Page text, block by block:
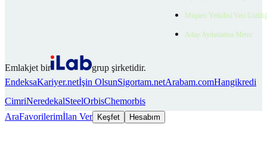
Müşteri Yetkilisi Veri
Aday Aydınlatma Metni
Emlakjet bir
grup şirketidir.
EndeksaKariyer.netİşin OlsunSigortam.netArabam.comHangikredi
CimriNeredekalSteelOrbisChemorbis
AraFavorilerimİlan Ver Keşfet Hesabım